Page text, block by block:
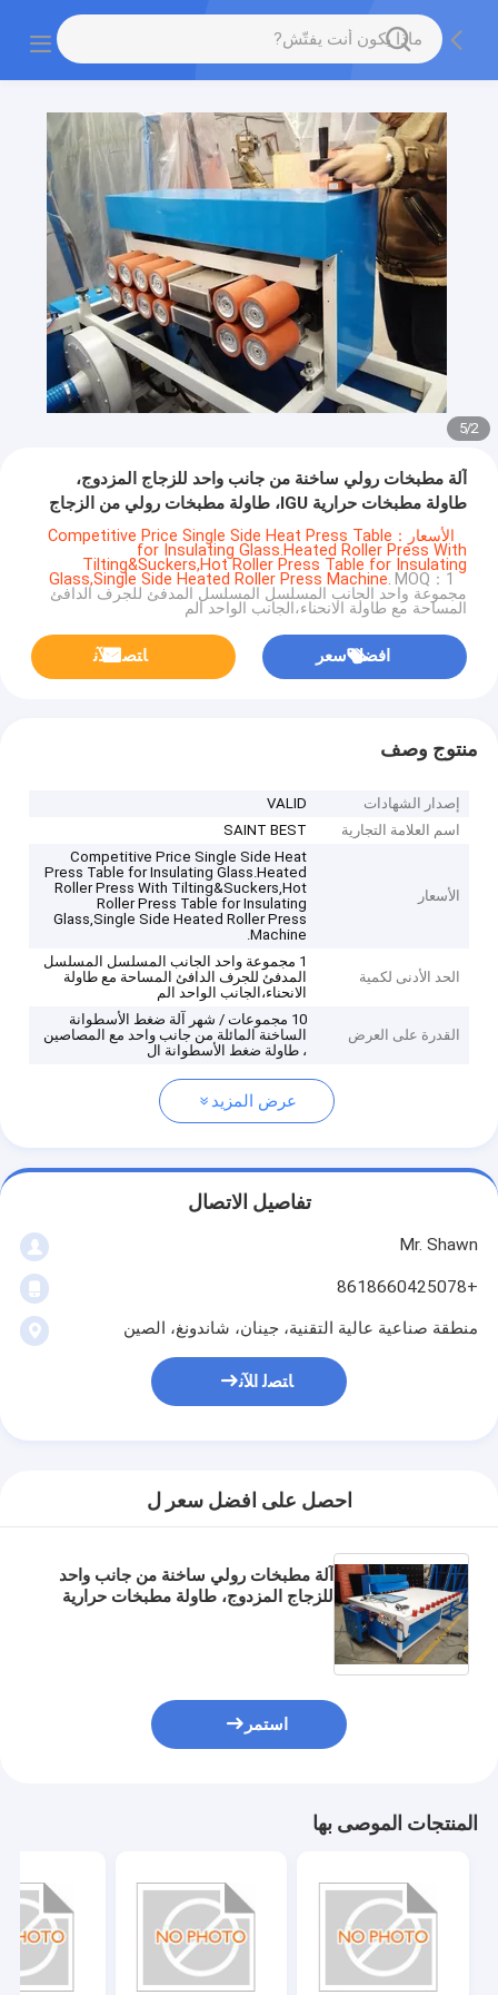
2
/
5
آلة مطبخات رولي ساخنة من جانب واحد للزجاج المزدوج،
طاولة مطبخات حرارية IGU، طاولة مطبخات رولي من الزجاج
العازل
الأسعار：Competitive Price Single Side Heat Press Table
for Insulating Glass.Heated Roller Press With
Tilting&Suckers,Hot Roller Press Table for Insulating
Glass,Single Side Heated Roller Press Machine. MOQ：1
مجموعة واحد الجانب المسلسل المسلسل المدفئ للجرف الدافئ
المساحة مع طاولة الانحناء،الجانب الواحد الم
افضل سعر ﺎﺘﺼﻟ ﺍﻶﻧ
منتوج وصف
إصدار الشهادات
VALID
اسم العلامة التجارية
SAINT BEST
الأسعار
Competitive Price Single Side Heat
Press Table for Insulating Glass.Heated
Roller Press With Tilting&Suckers,Hot
Roller Press Table for Insulating
Glass,Single Side Heated Roller Press
Machine.
الحد الأدنى لكمية
1 مجموعة واحد الجانب المسلسل المسلسل
المدفئ للجرف الدافئ المساحة مع طاولة
الانحناء،الجانب الواحد الم
القدرة على العرض
10 مجموعات / شهر آلة ضغط الأسطوانة
الساخنة المائلة من جانب واحد مع المصاصين
، طاولة ضغط الأسطوانة ال
عرض المزيد
تفاصيل الاتصال
Mr. Shawn
+8618660425078
منطقة صناعية عالية التقنية، جينان، شاندونغ، الصين
ﺎﺘﺼﻟ ﺍﻶﻧ
احصل على افضل سعر ل
آلة مطبخات رولي ساخنة من جانب واحد
للزجاج المزدوج، طاولة مطبخات حرارية
استمر
المنتجات الموصى بها